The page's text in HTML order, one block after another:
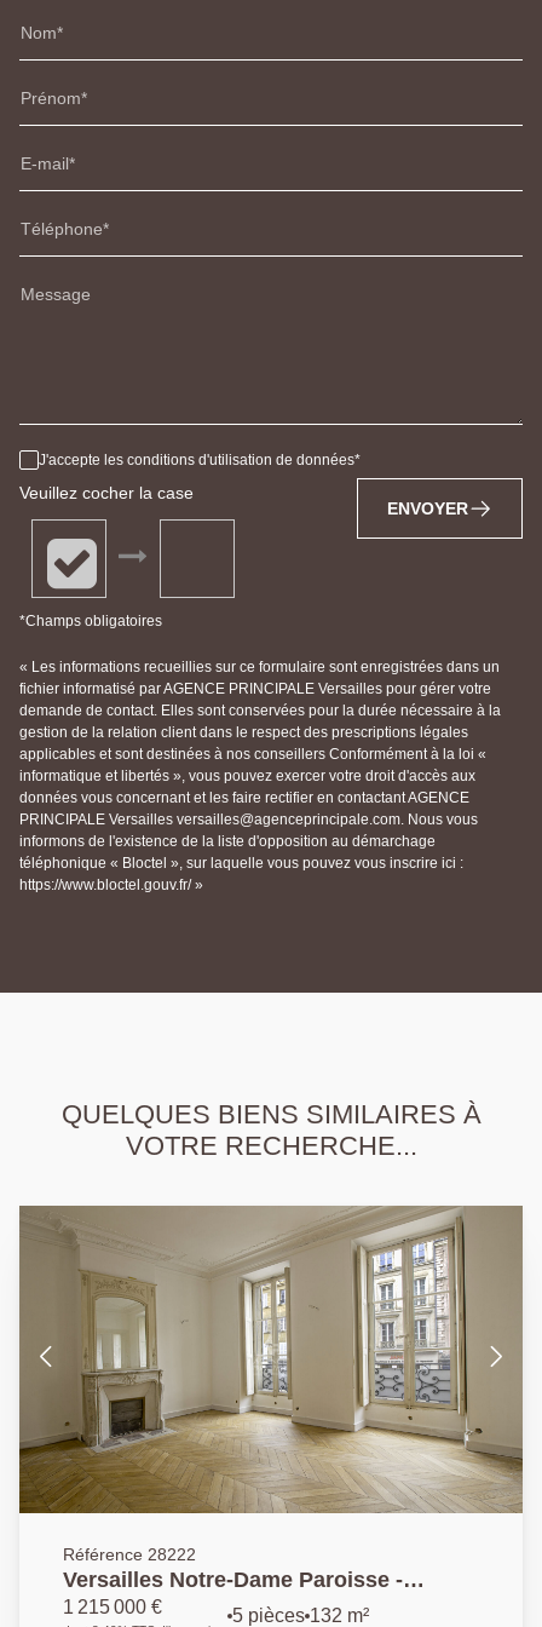
Nom
Prénom
E-mail
Téléphone
Message
J'accepte les conditions d'utilisation de données
Veuillez cocher la case
*Champs obligatoires
ENVOYER
« Les informations recueillies sur ce formulaire sont enregistrées dans un
fichier informatisé par AGENCE PRINCIPALE Versailles pour gérer votre
demande de contact. Elles sont conservées pour la durée nécessaire à la
gestion de la relation client dans le respect des prescriptions légales
applicables et sont destinées à nos conseillers Conformément à la loi «
informatique et libertés », vous pouvez exercer votre droit d'accès aux
données vous concernant et les faire rectifier en contactant AGENCE
PRINCIPALE Versailles versailles@agenceprincipale.com. Nous vous
informons de l'existence de la liste d'opposition au démarchage
téléphonique « Bloctel », sur laquelle vous pouvez vous inscrire ici :
https://www.bloctel.gouv.fr/ »
QUELQUES BIENS SIMILAIRES À
VOTRE RECHERCHE...
Référence 28222
Versailles Notre-Dame Paroisse -
Appartement 5 pièces 132 m² carrez
1 215 000 € 5 pièces 132 m²